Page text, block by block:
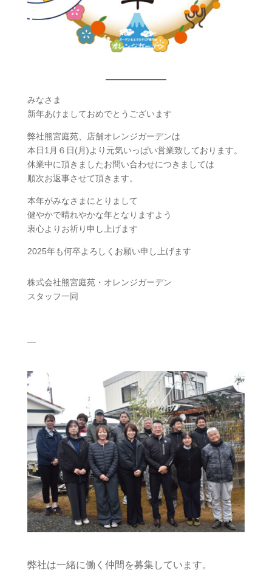
みなさま
新年あけましておめでとうございます
弊社熊宮庭苑、店舗オレンジガーデンは
本日1月６日(月)より元気いっぱい営業致しております。
休業中に頂きましたお問い合わせにつきましては
順次お返事させて頂きます。
本年がみなさまにとりまして
健やかで晴れやかな年となりますよう
衷心よりお祈り申し上げます
2025年も何卒よろしくお願い申し上げます
株式会社熊宮庭苑・オレンジガーデン
スタッフ一同
—
弊社は一緒に働く仲間を募集しています。